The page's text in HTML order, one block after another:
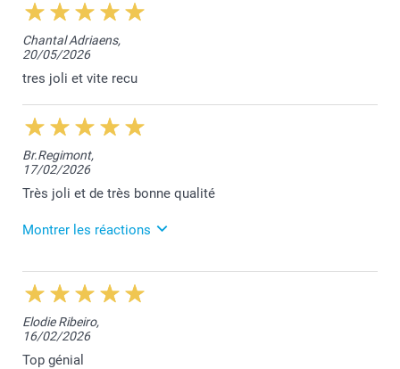
10:34
Bonjour Barbara,
Nous sommes ravis d'apprendre que vos porte-clés
ont plus à tout le monde. Merci beaucoup!
Bien à vous,
Lucie@smartphoto
Chantal Adriaens,
20/05/2026
tres joli et vite recu
Br.Regimont,
17/02/2026
Très joli et de très bonne qualité
Montrer les réactions
3/03/2026
12:43
Votre excellent commentaire nous touche beaucoup
Brigitte. Votre satisfaction est notre plus grande
récompense.
Nous sommes à votre entière disposition,
Elodie Ribeiro,
16/02/2026
Top génial